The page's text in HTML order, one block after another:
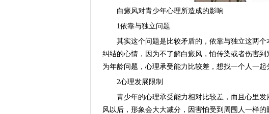
白癜风对青少年心理所造成的影响
1依靠与独立问题
其实这个问题是比较矛盾的，依靠与独立这两个
纠结的心情，因为不了解白癜风，怕传染或者伤害
为年龄问题，心理承受能力比较差，想找一个人一起
2心理发展限制
青少年的心理承受能力相对比较差，而且心里发
风以后，形象会大大减分，因害怕受到周围人一样